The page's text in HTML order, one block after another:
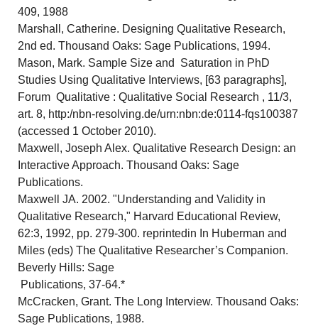
409, 1988
Marshall, Catherine. Designing Qualitative Research,
2nd ed. Thousand Oaks: Sage Publications, 1994.
Mason, Mark. Sample Size and Saturation in PhD
Studies Using Qualitative Interviews, [63 paragraphs],
Forum Qualitative : Qualitative Social Research , 11/3,
art. 8, http:/nbn-resolving.de/urn:nbn:de:0114-fqs100387
(accessed 1 October 2010).
Maxwell, Joseph Alex. Qualitative Research Design: an
Interactive Approach. Thousand Oaks: Sage
Publications.
Maxwell JA. 2002. "Understanding and Validity in
Qualitative Research," Harvard Educational Review,
62:3, 1992, pp. 279-300. reprintedin In Huberman and
Miles (eds) The Qualitative Researcher’s Companion.
Beverly Hills: Sage
Publications, 37-64.*
McCracken, Grant. The Long Interview. Thousand Oaks:
Sage Publications, 1988.